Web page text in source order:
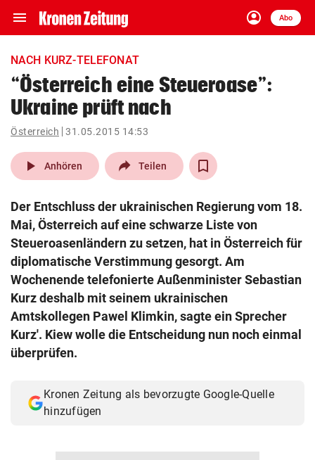
menu Navigation
ein-/ausklappen
account_circle
Anmelden
Abo
close Schließen
account_circle Anmelden
pin_drop
Wien arrow_right
search
Suchbegriff
eingeben
© Krone Multimedia GmbH & Co KG 2026
NACH KURZ-TELEFONAT
“Österreich eine Steueroase”:
Ukraine prüft nach
Österreich 31.05.2015 14:53
play_arrow Anhören Teilen
Der Entschluss der ukrainischen Regierung vom 18.
Mai, Österreich auf eine schwarze Liste von
Steueroasenländern zu setzen, hat in Österreich für
diplomatische Verstimmung gesorgt. Am
Wochenende telefonierte Außenminister Sebastian
Kurz deshalb mit seinem ukrainischen
Amtskollegen Pawel Klimkin, sagte ein Sprecher
Kurz'. Kiew wolle die Entscheidung nun noch einmal
überprüfen.
Kronen Zeitung als bevorzugte Google-Quelle
hinzufügen